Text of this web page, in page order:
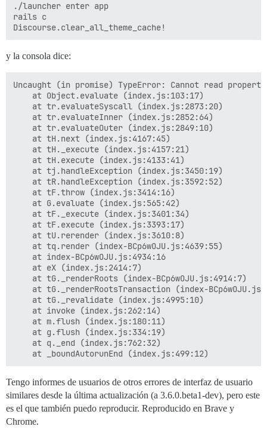
./launcher enter app
rails c
y la consola dice:
Uncaught (in promise) TypeError: Cannot read
    at Object.evaluate (index.js:103:17)
    at tr.evaluateSyscall (index.js:2873:20)
    at tr.evaluateInner (index.js:2852:64)
    at tr.evaluateOuter (index.js:2849:10)
    at tH.next (index.js:4167:45)
    at tH._execute (index.js:4157:21)
    at tH.execute (index.js:4133:41)
    at tj.handleException (index.js:3450:19)
    at tR.handleException (index.js:3592:52)
    at tF.throw (index.js:3414:16)
    at G.evaluate (index.js:565:42)
    at tF._execute (index.js:3401:34)
    at tF.execute (index.js:3393:17)
    at tU.rerender (index.js:3610:8)
    at tq.render (index-BCp6wOJU.js:4639:55)
    at index-BCp6wOJU.js:4934:16
    at eX (index.js:2414:7)
    at tG._renderRoots (index-BCp6wOJU.js:4914:7)
at tG._renderRootsTransaction (index-
    at tG._revalidate (index.js:4995:10)
    at invoke (index.js:262:14)
    at m.flush (index.js:180:11)
    at g.flush (index.js:334:19)
    at q._end (index.js:762:32)
Tengo informes de usuarios de otros errores de interfaz de usuario
similares desde la última actualización (a 3.6.0.beta1-dev), pero este
es el que también puedo reproducir. Reproducido en Brave y
Chrome.